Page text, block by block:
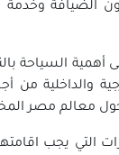
الضيافة وخدمة
أهمية السياحة
والداخلية من
معالم مصر
التي يجب